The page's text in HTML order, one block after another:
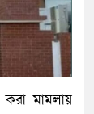
মামলায়